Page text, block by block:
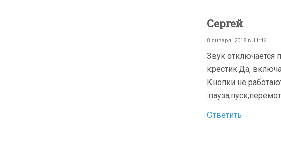
Сергей
8 января, 2018 в 11:46
Звук отключается
крестик.Да,
Кнопки не
Ответить